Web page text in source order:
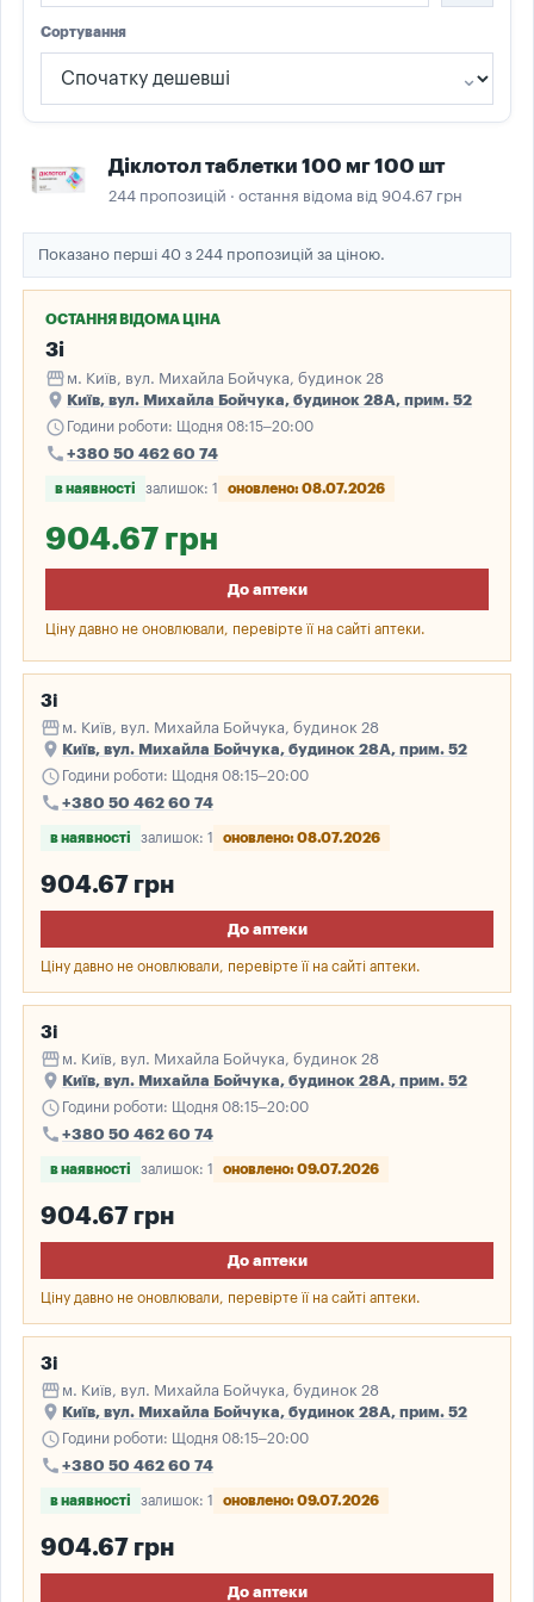
Сортування
Діклотол таблетки 100 мг 100 шт
244 пропозицій · остання відома від 904.67 грн
Показано перші 40 з 244 пропозицій за ціною.
ОСТАННЯ ВІДОМА ЦІНА
3і
storefront м. Київ, вул. Михайла Бойчука, будинок 28
place Київ, вул. Михайла Бойчука, будинок 28А, прим. 52
schedule Години роботи: Щодня 08:15–20:00
call +380 50 462 60 74
в наявності залишок: 1 оновлено: 08.07.2026
904.67 грн
До аптеки
Ціну давно не оновлювали, перевірте її на сайті аптеки.
3і
storefront м. Київ, вул. Михайла Бойчука, будинок 28
place Київ, вул. Михайла Бойчука, будинок 28А, прим. 52
schedule Години роботи: Щодня 08:15–20:00
call +380 50 462 60 74
в наявності залишок: 1 оновлено: 08.07.2026
904.67 грн
До аптеки
Ціну давно не оновлювали, перевірте її на сайті аптеки.
3і
storefront м. Київ, вул. Михайла Бойчука, будинок 28
place Київ, вул. Михайла Бойчука, будинок 28А, прим. 52
schedule Години роботи: Щодня 08:15–20:00
call +380 50 462 60 74
в наявності залишок: 1 оновлено: 09.07.2026
904.67 грн
До аптеки
Ціну давно не оновлювали, перевірте її на сайті аптеки.
3і
storefront м. Київ, вул. Михайла Бойчука, будинок 28
place Київ, вул. Михайла Бойчука, будинок 28А, прим. 52
schedule Години роботи: Щодня 08:15–20:00
call +380 50 462 60 74
в наявності залишок: 1 оновлено: 09.07.2026
904.67 грн
До аптеки